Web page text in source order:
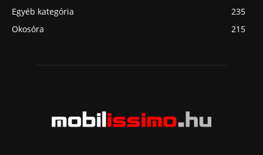
Egyéb kategória
235
Okosóra
215